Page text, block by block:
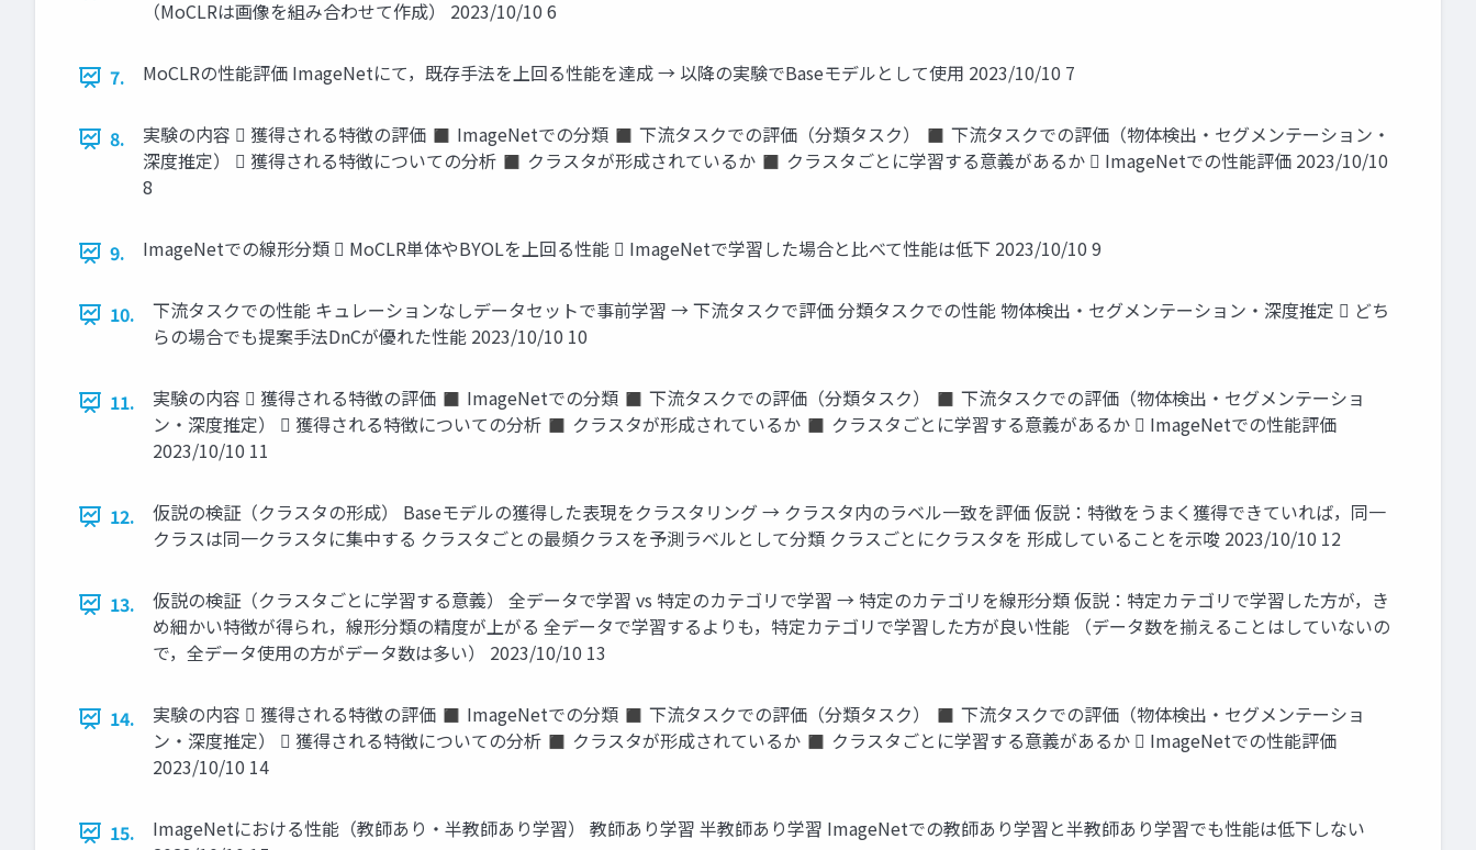
（MoCLRは画像を組み合わせて作成） 2023/10/10 6
7. MoCLRの性能評価 ImageNetにて，既存手法を上回る性能を達成 → 以降の実験でBaseモデルとして使用 2023/10/10 7
8.
実験の内容  獲得される特徴の評価 ◼ ImageNetでの分類 ◼ 下流タスクでの評価（分類タスク） ◼ 下流タスクでの評価（物体検出・セグメンテーション・
深度推定）  獲得される特徴についての分析 ◼ クラスタが形成されているか ◼ クラスタごとに学習する意義があるか  ImageNetでの性能評価 2023/10/10
8
9. ImageNetでの線形分類  MoCLR単体やBYOLを上回る性能  ImageNetで学習した場合と比べて性能は低下 2023/10/10 9
10.
下流タスクでの性能 キュレーションなしデータセットで事前学習 → 下流タスクで評価 分類タスクでの性能 物体検出・セグメンテーション・深度推定  どち
らの場合でも提案手法DnCが優れた性能 2023/10/10 10
11.
実験の内容  獲得される特徴の評価 ◼ ImageNetでの分類 ◼ 下流タスクでの評価（分類タスク） ◼ 下流タスクでの評価（物体検出・セグメンテーショ
ン・深度推定）  獲得される特徴についての分析 ◼ クラスタが形成されているか ◼ クラスタごとに学習する意義があるか  ImageNetでの性能評価
2023/10/10 11
12.
仮説の検証（クラスタの形成） Baseモデルの獲得した表現をクラスタリング → クラスタ内のラベル一致を評価 仮説：特徴をうまく獲得できていれば，同一
クラスは同一クラスタに集中する クラスタごとの最頻クラスを予測ラベルとして分類 クラスごとにクラスタを 形成していることを示唆 2023/10/10 12
13.
仮説の検証（クラスタごとに学習する意義） 全データで学習 vs 特定のカテゴリで学習 → 特定のカテゴリを線形分類 仮説：特定カテゴリで学習した方が，き
め細かい特徴が得られ，線形分類の精度が上がる 全データで学習するよりも，特定カテゴリで学習した方が良い性能 （データ数を揃えることはしていないの
で，全データ使用の方がデータ数は多い） 2023/10/10 13
14.
実験の内容  獲得される特徴の評価 ◼ ImageNetでの分類 ◼ 下流タスクでの評価（分類タスク） ◼ 下流タスクでの評価（物体検出・セグメンテーショ
ン・深度推定）  獲得される特徴についての分析 ◼ クラスタが形成されているか ◼ クラスタごとに学習する意義があるか  ImageNetでの性能評価
2023/10/10 14
15.
ImageNetにおける性能（教師あり・半教師あり学習） 教師あり学習 半教師あり学習 ImageNetでの教師あり学習と半教師あり学習でも性能は低下しない